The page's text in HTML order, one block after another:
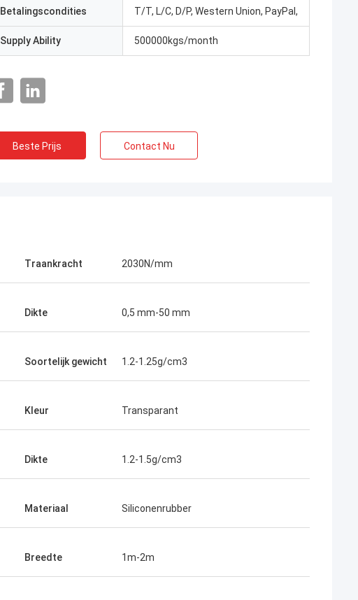
Betalingscondities T/T, L/C, D/P, Western Union, PayPal,
Supply Ability 500000kgs/month
Beste Prijs Contact Nu
Traankracht 2030N/mm
Dikte 0,5 mm-50 mm
Soortelijk gewicht 1.2-1.25g/cm3
Kleur Transparant
Dikte 1.2-1.5g/cm3
Materiaal Siliconenrubber
Breedte 1m-2m